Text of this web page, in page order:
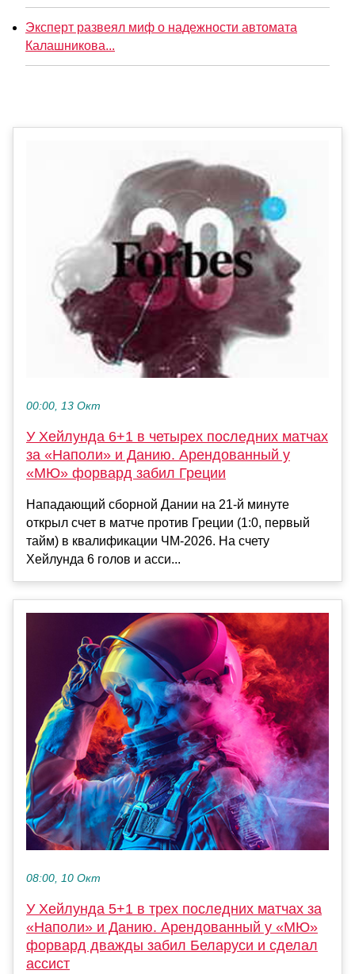
Эксперт развеял миф о надежности автомата
Калашникова...
00:00, 13 Окт
У Хейлунда 6+1 в четырех последних матчах
за «Наполи» и Данию. Арендованный у
«МЮ» форвард забил Греции
Нападающий сборной Дании на 21-й минуте
открыл счет в матче против Греции (1:0, первый
тайм) в квалификации ЧМ-2026. На счету
Хейлунда 6 голов и асси...
08:00, 10 Окт
У Хейлунда 5+1 в трех последних матчах за
«Наполи» и Данию. Арендованный у «МЮ»
форвард дважды забил Беларуси и сделал
ассист